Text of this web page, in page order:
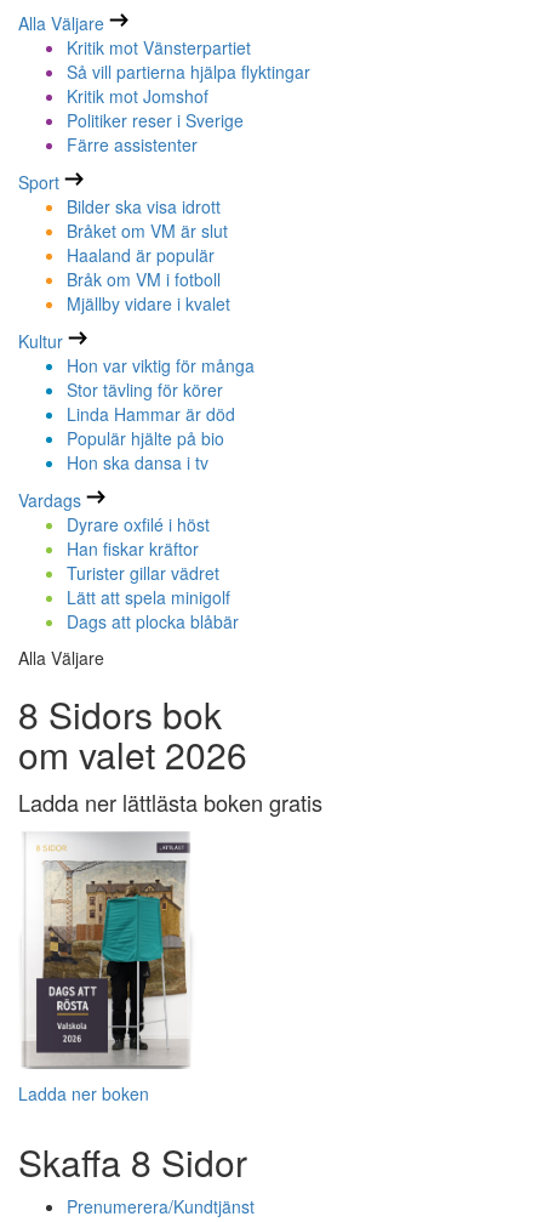
Alla Väljare
Kritik mot Vänsterpartiet
Så vill partierna hjälpa flyktingar
Kritik mot Jomshof
Politiker reser i Sverige
Färre assistenter
Sport
Bilder ska visa idrott
Bråket om VM är slut
Haaland är populär
Bråk om VM i fotboll
Mjällby vidare i kvalet
Kultur
Hon var viktig för många
Stor tävling för körer
Linda Hammar är död
Populär hjälte på bio
Hon ska dansa i tv
Vardags
Dyrare oxfilé i höst
Han fiskar kräftor
Turister gillar vädret
Lätt att spela minigolf
Dags att plocka blåbär
Alla Väljare
8 Sidors bok
om valet 2026
Ladda ner lättlästa boken gratis
Ladda ner boken
Skaffa 8 Sidor
Prenumerera/Kundtjänst